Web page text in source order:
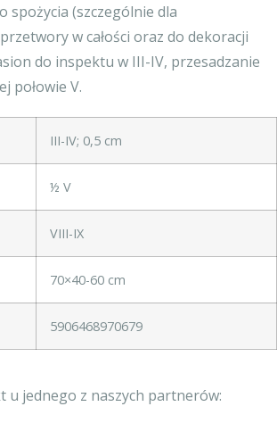
spożycia (szczególnie dla
w całości oraz do dekoracji
do inspektu w III-IV, przesadzanie
połowie V.
III-IV; 0,5 cm
½ V
VIII-IX
70×40-60 cm
5906468970679
u jednego z naszych partnerów: